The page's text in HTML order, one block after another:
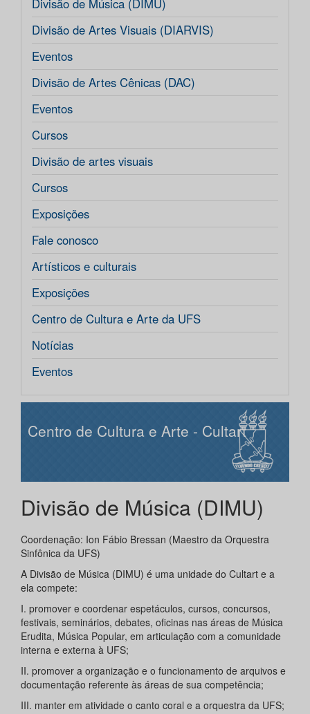
Divisão de Música (DIMU)
Divisão de Artes Visuais (DIARVIS)
Eventos
Divisão de Artes Cênicas (DAC)
Eventos
Cursos
Divisão de artes visuais
Cursos
Exposições
Fale conosco
Artísticos e culturais
Exposições
Centro de Cultura e Arte da UFS
Notícias
Eventos
Centro de Cultura e Arte - Cultart
Divisão de Música (DIMU)
Coordenação: Ion Fábio Bressan (Maestro da Orquestra
Sinfônica da UFS)
A Divisão de Música (DIMU) é uma unidade do Cultart e a
ela compete:
I. promover e coordenar espetáculos, cursos, concursos,
festivais, seminários, debates, oficinas nas áreas de Música
Erudita, Música Popular, em articulação com a comunidade
interna e externa à UFS;
II. promover a organização e o funcionamento de arquivos e
documentação referente às áreas de sua competência;
III. manter em atividade o canto coral e a orquestra da UFS;